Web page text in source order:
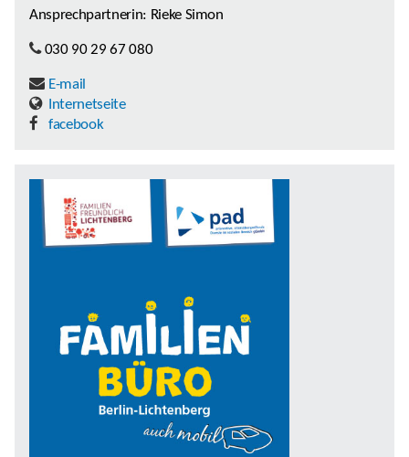
Ansprechpartnerin: Rieke Simon
030 90 29 67 080
E-mail
Internetseite
facebook